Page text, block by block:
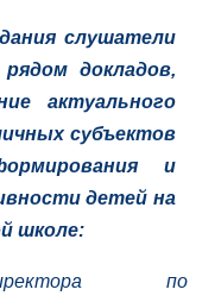
слушатели
докладов,
актуального
субъектов
и
детей на
школе:
по